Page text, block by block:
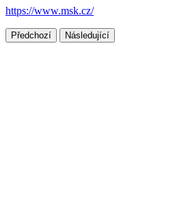
https://www.msk.cz/
Předchozí Následující